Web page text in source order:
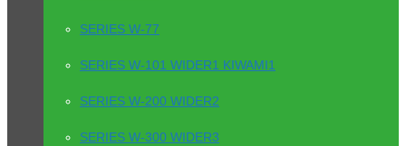
SERIES W-77
SERIES W-101 WIDER1 KIWAMI1
SERIES W-200 WIDER2
SERIES W-300 WIDER3